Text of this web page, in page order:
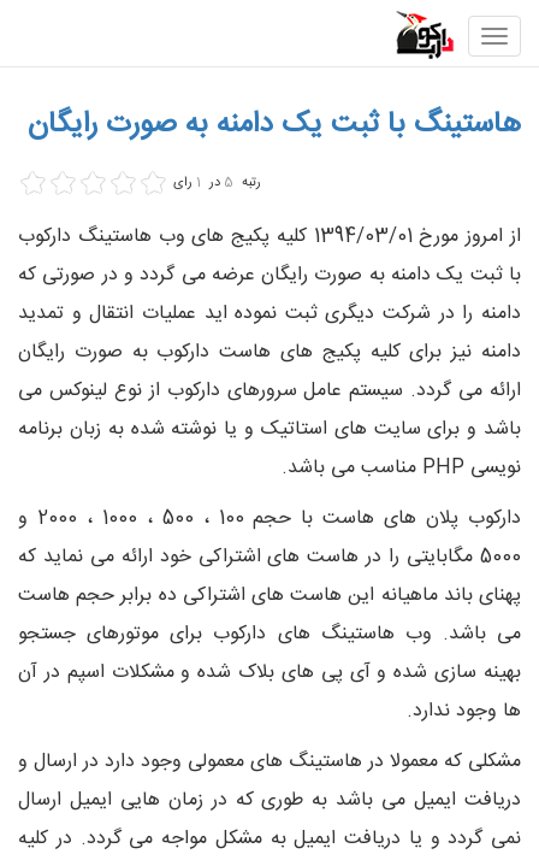
Toggle
navigation
هاستینگ با ثبت یک دامنه به صورت رایگان
رتبه 5 در 1 رای
از امروز مورخ 1394/03/01 کلیه پکیج های وب هاستینگ دارکوب
با ثبت یک دامنه به صورت رایگان عرضه می گردد و در صورتی که
دامنه را در شرکت دیگری ثبت نموده اید عملیات انتقال و تمدید
دامنه نیز برای کلیه پکیج های هاست دارکوب به صورت رایگان
ارائه می گردد. سیستم عامل سرورهای دارکوب از نوع لینوکس می
باشد و برای سایت های استاتیک و یا نوشته شده به زبان برنامه
نویسی PHP مناسب می باشد.
دارکوب پلان های هاست با حجم 100 ، 500 ، 1000 ، 2000 و
5000 مگابایتی را در هاست های اشتراکی خود ارائه می نماید که
پهنای باند ماهیانه این هاست های اشتراکی ده برابر حجم هاست
می باشد. وب هاستینگ های دارکوب برای موتورهای جستجو
بهینه سازی شده و آی پی های بلاک شده و مشکلات اسپم در آن
ها وجود ندارد.
مشکلی که معمولا در هاستینگ های معمولی وجود دارد در ارسال و
دریافت ایمیل می باشد به طوری که در زمان هایی ایمیل ارسال
نمی گردد و یا دریافت ایمیل به مشکل مواجه می گردد. در کلیه